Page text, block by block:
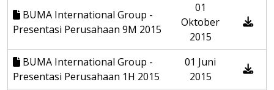
BUMA International Group -
Presentasi Perusahaan 9M 2015
01
Oktober
2015
BUMA International Group -
Presentasi Perusahaan 1H 2015
01 Juni
2015